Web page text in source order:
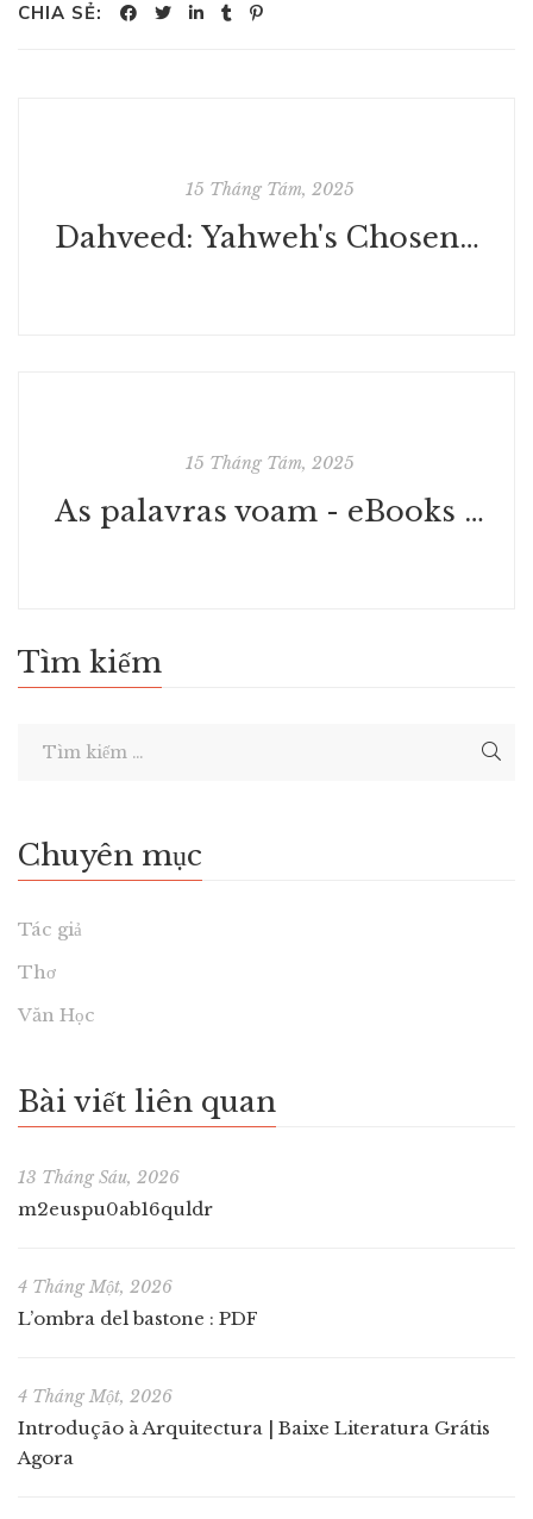
CHIA SẺ:
15 Tháng Tám, 2025
Dahveed: Yahweh's Chosen : (EPUB, PDF, eBooks)
15 Tháng Tám, 2025
As palavras voam - eBooks Sempre Grátis
Tìm kiếm
Chuyên mục
Tác giả
Thơ
Văn Học
Bài viết liên quan
13 Tháng Sáu, 2026
m2euspu0ab16quldr
4 Tháng Một, 2026
L’ombra del bastone : PDF
4 Tháng Một, 2026
Introdução à Arquitectura | Baixe Literatura Grátis
Agora